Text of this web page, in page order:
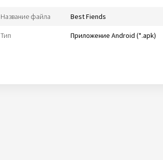
Название файла Best Fiends
Тип
Приложение Android (*.apk)